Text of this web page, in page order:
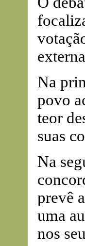
Na
povo
teor
suas
Na
prevê
uma
nos